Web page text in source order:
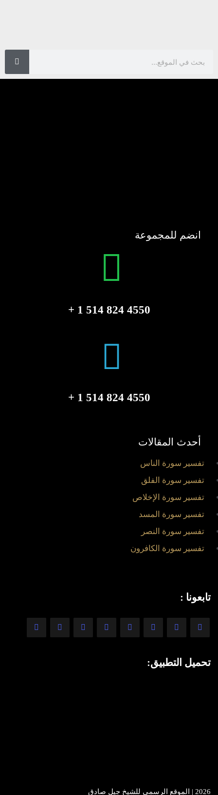
انضم للمجموعة
4550 824 514 1 +
4550 824 514 1 +
أحدث المقالات
تفسير سورة الناس
تفسير سورة الفلق
تفسير سورة الإخلاص
تفسير سورة المسد
تفسير سورة النصر
تفسير سورة الكافرون
تابعونا :
تحميل التطبيق:
2026 | الموقع الرسمي للشيخ جيل صادق